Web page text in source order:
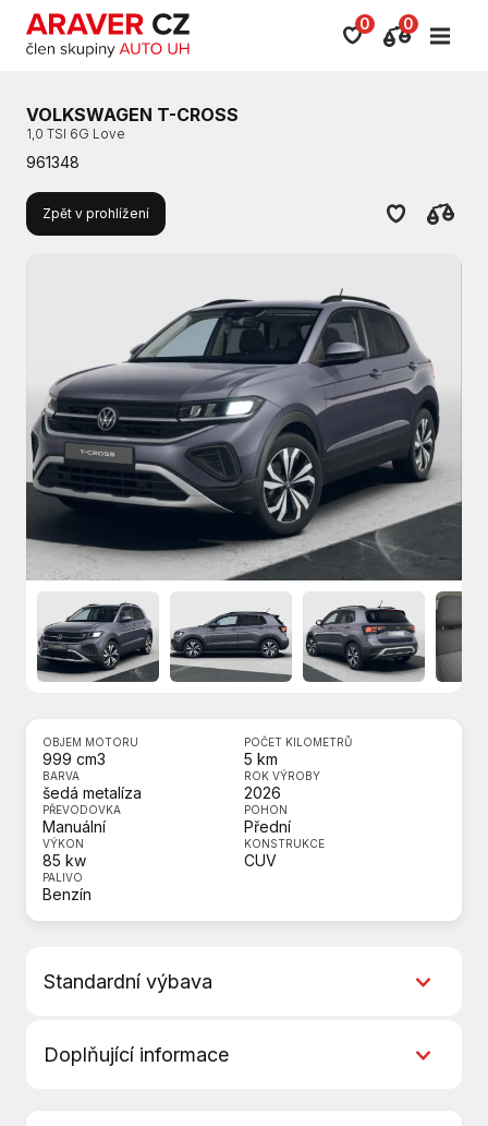
0 0
VOLKSWAGEN T-CROSS
1,0 TSI 6G Love
961348
Zpět v prohlížení
OBJEM MOTORU
999 cm3
POČET KILOMETRŮ
5 km
BARVA
šedá metalíza
ROK VÝROBY
2026
PŘEVODOVKA
Manuální
POHON
Přední
VÝKON
85 kw
KONSTRUKCE
CUV
PALIVO
Benzín
Standardní výbava
6x airbag
Doplňující informace